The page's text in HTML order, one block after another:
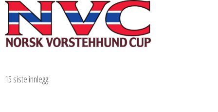
15 siste innlegg: